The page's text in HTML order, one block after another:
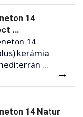
14
...
14
kerámia
...
14 Natur